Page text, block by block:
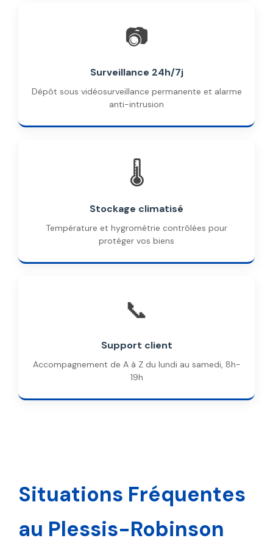
📷
Surveillance 24h/7j
Dépôt sous vidéosurveillance permanente et alarme
anti-intrusion
🌡️
Stockage climatisé
Température et hygrométrie contrôlées pour
protéger vos biens
📞
Support client
Accompagnement de A à Z du lundi au samedi, 8h-
19h
Situations Fréquentes
au Plessis-Robinson